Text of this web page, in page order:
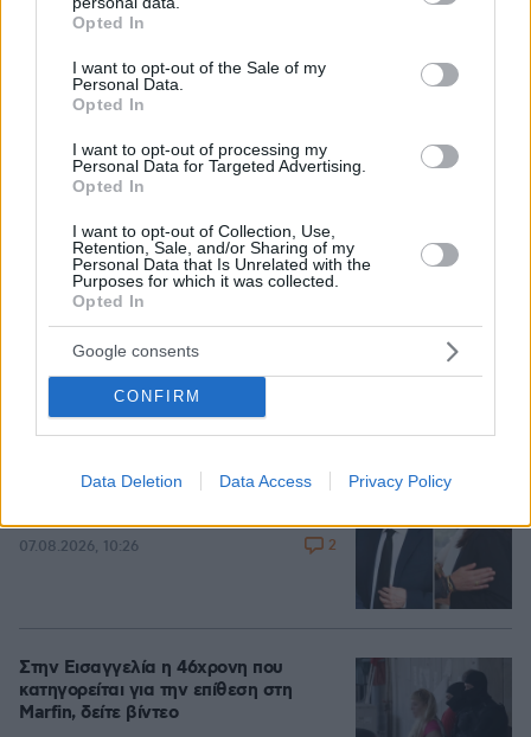
grant or deny consent to Google and its third-party tags to
use your data for below specified purposes in below Google
consent section.
Opted In
I want to opt-out of the Sale of my
Personal Data.
Opted In
I want to opt-out of processing my
Personal Data for Targeted Advertising.
Opted In
I want to opt-out of Collection, Use,
Retention, Sale, and/or Sharing of my
Personal Data that Is Unrelated with the
Purposes for which it was collected.
Opted In
Google consents
CONFIRM
Data Deletion Data Access Privacy Policy
«Δεν το πιστεύουμε», λένε οι Αμερικανοί που
εκδοχή για το φονικό στην Κυψέλη και η σιωπή
στην απολογία
07.08.2026, 07:19
Οργή στο Περού για το βίντεο της
σεξουαλικής επίθεσης μαέστρου σε
26χρονη τραγουδίστρια: «Σιγά-σιγά
θα το ξεπεράσεις» της έλεγαν από τη
μπάντα της
07.08.2026, 07:16
για τον έναν χρόνο από τον θάνατο
07.08.2026, 10:26 2
Στην Εισαγγελία η 46χρονη που
κατηγορείται για την επίθεση στη
Marfin, δείτε βίντεο